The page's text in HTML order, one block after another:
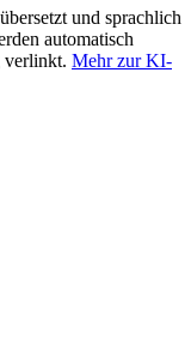
und sprachlich
automatisch
verlinkt. Mehr zur KI-